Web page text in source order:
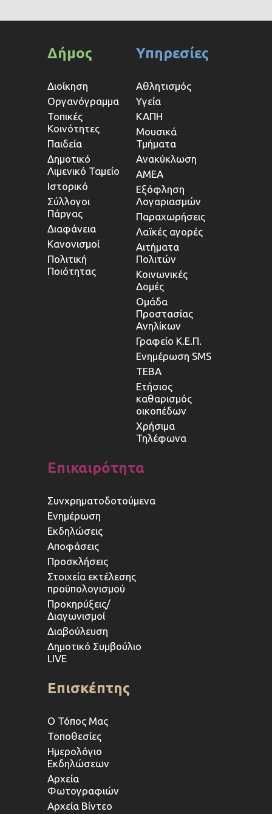
Δήμος
Διοίκηση
Οργανόγραμμα
Τοπικές
Κοινότητες
Παιδεία
Δημοτικό
Λιμενικό Ταμείο
Ιστορικό
Σύλλογοι
Πάργας
Διαφάνεια
Κανονισμοί
Πολιτική
Ποιότητας
Υπηρεσίες
Αθλητισμός
Υγεία
ΚΑΠΗ
Μουσικά
Τμήματα
Ανακύκλωση
ΑΜΕΑ
Εξόφληση
Λογαριασμών
Παραχωρήσεις
Λαϊκές αγορές
Αιτήματα
Πολιτών
Κοινωνικές
Δομές
Ομάδα
Προστασίας
Ανηλίκων
Γραφείο Κ.Ε.Π.
Ενημέρωση SMS
ΤΕΒΑ
Ετήσιος
καθαρισμός
οικοπέδων
Χρήσιμα
Τηλέφωνα
Επικαιρότητα
Συνχρηματοδοτούμενα
Ενημέρωση
Εκδηλώσεις
Αποφάσεις
Προσκλήσεις
Στοιχεία εκτέλεσης
προϋπολογισμού
Προκηρύξεις/
Διαγωνισμοί
Διαβούλευση
Δημοτικό Συμβούλιο
LIVE
Επισκέπτης
Ο Τόπος Μας
Τοποθεσίες
Ημερολόγιο
Εκδηλώσεων
Αρχεία
Φωτογραφιών
Αρχεία Βίντεο